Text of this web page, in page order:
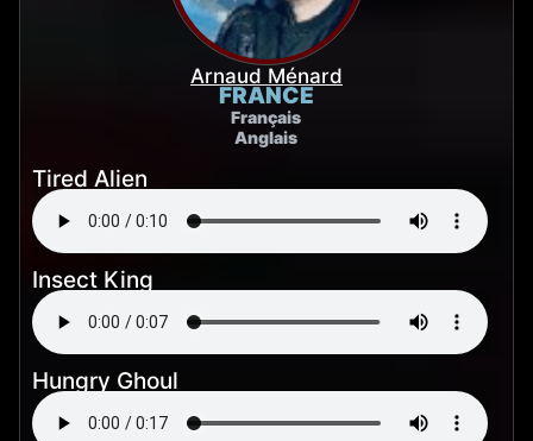
Arnaud Ménard
FRANCE
Français
Anglais
Tired Alien
Insect King
Hungry Ghoul